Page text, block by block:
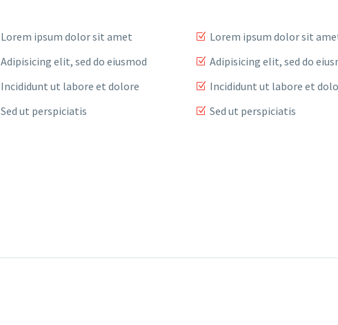
Lorem ipsum dolor sit amet
Adipisicing elit, sed do eiusmod
Incididunt ut labore et dolore
Sed ut perspiciatis
Lorem ipsum dolor sit
Adipisicing elit, sed do
Incididunt ut labore et
Sed ut perspiciatis